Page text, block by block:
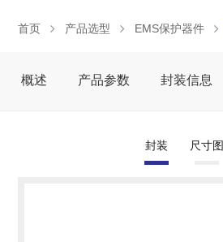
首页 产品选型 EMS保护器件
概述 产品参数 封装信息
封装 尺寸图